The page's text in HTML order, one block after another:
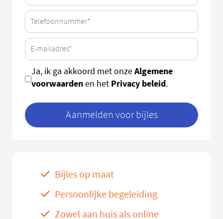
Ja, ik ga akkoord met onzeAlgemene
voorwaardenen het Privacy beleid.
Aanmelden voor bijles
Bijles op maat
Persoonlijke begeleiding
Zowel aan huis als online